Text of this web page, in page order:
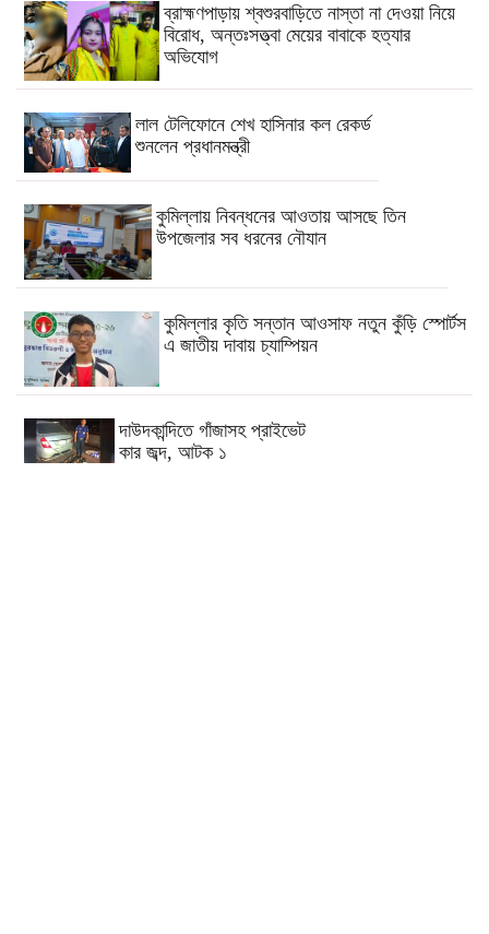
ব্রাহ্মণপাড়ায় শ্বশুরবাড়িতে নাস্তা না দেওয়া নিয়ে
বিরোধ, অন্তঃসত্ত্বা মেয়ের বাবাকে হত্যার
অভিযোগ
লাল টেলিফোনে শেখ হাসিনার কল রেকর্ড
শুনলেন প্রধানমন্ত্রী
কুমিল্লায় নিবন্ধনের আওতায় আসছে তিন
উপজেলার সব ধরনের নৌযান
কুমিল্লার কৃতি সন্তান আওসাফ নতুন কুঁড়ি স্পোর্টস
এ জাতীয় দাবায় চ্যাম্পিয়ন
দাউদকান্দিতে গাঁজাসহ প্রাইভেট
কার জব্দ, আটক ১